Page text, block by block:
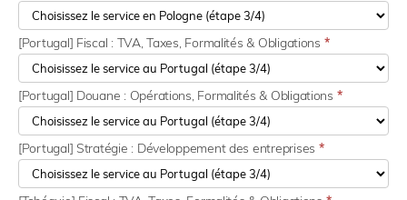
[Portugal] Fiscal : TVA, Taxes, Formalités & Obligations *
[Portugal] Douane : Opérations, Formalités & Obligations *
[Portugal] Stratégie : Développement des entreprises *